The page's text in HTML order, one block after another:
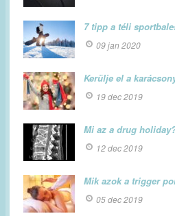
7 tipp a téli
09 jan 2020
Kerülje el a
19 dec 2019
Mi az a drug
12 dec 2019
Mik azok a trigger
05 dec 2019